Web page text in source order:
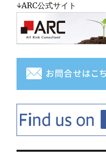
↓ARC公式サイト